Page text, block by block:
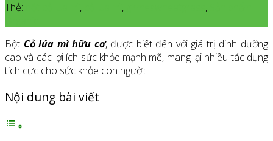
Thẻ:
, , ,
Bột Cỏ lúa mì hữu cơ, được biết đến với giá trị dinh dưỡng
cao và các lợi ích sức khỏe mạnh mẽ, mang lại nhiều tác dụng
tích cực cho sức khỏe con người:
Nội dung bài viết